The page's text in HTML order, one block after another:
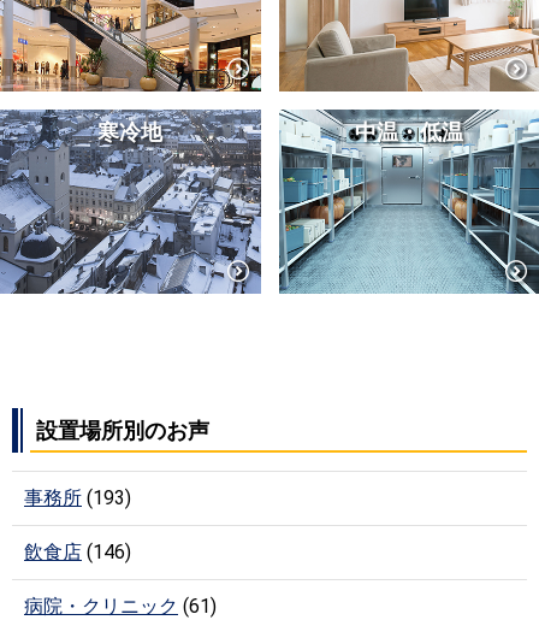
寒冷地 中温・低温
設置場所別のお声
事務所 (193)
飲食店 (146)
病院・クリニック (61)